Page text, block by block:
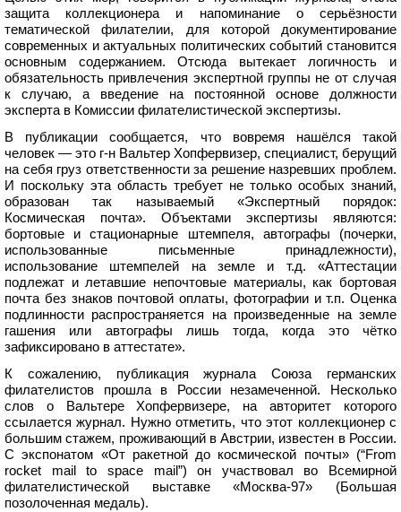
защита коллекционера и напоминание о серьёзности
тематической филателии, для которой документирование
современных и актуальных политических событий становится
основным содержанием. Отсюда вытекает логичность и
обязательность привлечения экспертной группы не от случая
к случаю, а введение на постоянной основе должности
эксперта в Комиссии филателистической экспертизы.
В публикации сообщается, что вовремя нашёлся такой
человек — это г-н Вальтер Хопфервизер, специалист, берущий
на себя груз ответственности за решение назревших проблем.
И поскольку эта область требует не только особых знаний,
образован так называемый «Экспертный порядок:
Космическая почта». Объектами экспертизы являются:
бортовые и стационарные штемпеля, автографы (почерки,
использованные письменные принадлежности),
использование штемпелей на земле и т.д. «Аттестации
подлежат и летавшие непочтовые материалы, как бортовая
почта без знаков почтовой оплаты, фотографии и т.п. Оценка
подлинности распространяется на произведенные на земле
гашения или автографы лишь тогда, когда это чётко
зафиксировано в аттестате».
К сожалению, публикация журнала Союза германских
филателистов прошла в России незамеченной. Несколько
слов о Вальтере Хопфервизере, на авторитет которого
ссылается журнал. Нужно отметить, что этот коллекционер с
большим стажем, проживающий в Австрии, известен в России.
С экспонатом «От ракетной до космической почты» (“From
rocket mail to space mail”) он участвовал во Всемирной
филателистической выставке «Москва-97» (Большая
позолоченная медаль).